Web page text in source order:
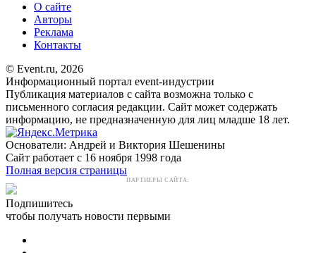
О сайте
Авторы
Реклама
Контакты
© Event.ru, 2026
Информационный портал event-индустрии
Публикация материалов с сайта возможна только с
письменного согласия редакции. Сайт может содержать
информацию, не предназначенную для лиц младше 18 лет.
Основатели: Андрей и Виктория Шешенины
Сайт работает с 16 ноября 1998 года
Полная версия страницы
ПАРТНЕРЫ САЙТА:
Подпишитесь
чтобы получать новости первыми